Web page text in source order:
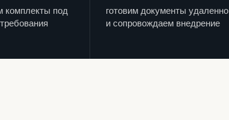
комплекты под
готовим документы удаленно
и сопровождаем внедрение